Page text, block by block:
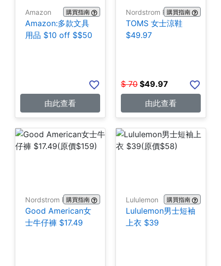
Amazon 購買指南
Amazon:多款文具
用品 $10 off $$50
由此查看
Nordstrom Rack購買指南
TOMS 女士涼鞋
$49.97
$ 70 $49.97
由此查看
Nordstrom Rack購買指南
Good American女
士牛仔褲 $17.49
Lululemon 購買指南
Lululemon男士短袖
上衣 $39